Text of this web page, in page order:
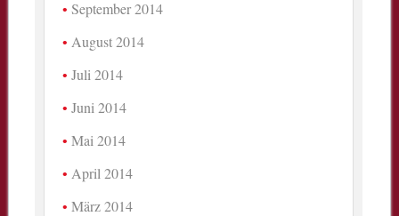
September 2014
August 2014
Juli 2014
Juni 2014
Mai 2014
April 2014
März 2014